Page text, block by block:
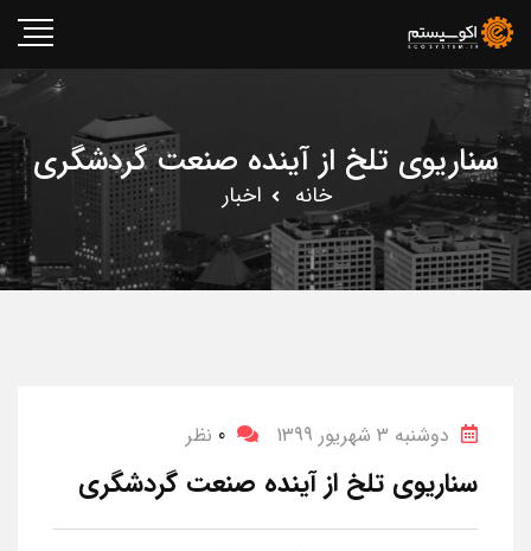
سناریوی تلخ از آینده صنعت گردشگری
خانه اخبار
دوشنبه 3 شهریور 1399 0 نظر
سناریوی تلخ از آینده صنعت گردشگری